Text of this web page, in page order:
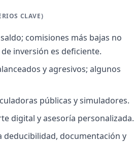
CLAVE)
comisiones más bajas no
inversión es deficiente.
y agresivos; algunos
públicas y simuladores.
digital y asesoría personalizada.
deducibilidad, documentación y